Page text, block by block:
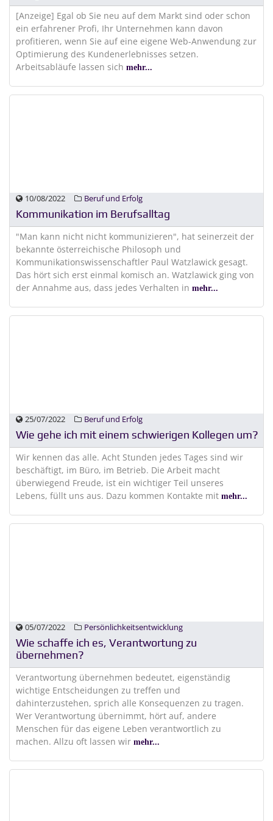
[Anzeige] Egal ob Sie neu auf dem Markt sind oder schon
ein erfahrener Profi, Ihr Unternehmen kann davon
profitieren, wenn Sie auf eine eigene Web-Anwendung zur
Optimierung des Kundenerlebnisses setzen.
Arbeitsabläufe lassen sich mehr...
10/08/2022 Beruf und Erfolg
Kommunikation im Berufsalltag
"Man kann nicht nicht kommunizieren", hat seinerzeit der
bekannte österreichische Philosoph und
Kommunikationswissenschaftler Paul Watzlawick gesagt.
Das hört sich erst einmal komisch an. Watzlawick ging von
der Annahme aus, dass jedes Verhalten in mehr...
25/07/2022 Beruf und Erfolg
Wie gehe ich mit einem schwierigen Kollegen um?
Wir kennen das alle. Acht Stunden jedes Tages sind wir
beschäftigt, im Büro, im Betrieb. Die Arbeit macht
überwiegend Freude, ist ein wichtiger Teil unseres
Lebens, füllt uns aus. Dazu kommen Kontakte mit mehr...
05/07/2022 Persönlichkeitsentwicklung
Wie schaffe ich es, Verantwortung zu
übernehmen?
Verantwortung übernehmen bedeutet, eigenständig
wichtige Entscheidungen zu treffen und
dahinterzustehen, sprich alle Konsequenzen zu tragen.
Wer Verantwortung übernimmt, hört auf, andere
Menschen für das eigene Leben verantwortlich zu
machen. Allzu oft lassen wir mehr...